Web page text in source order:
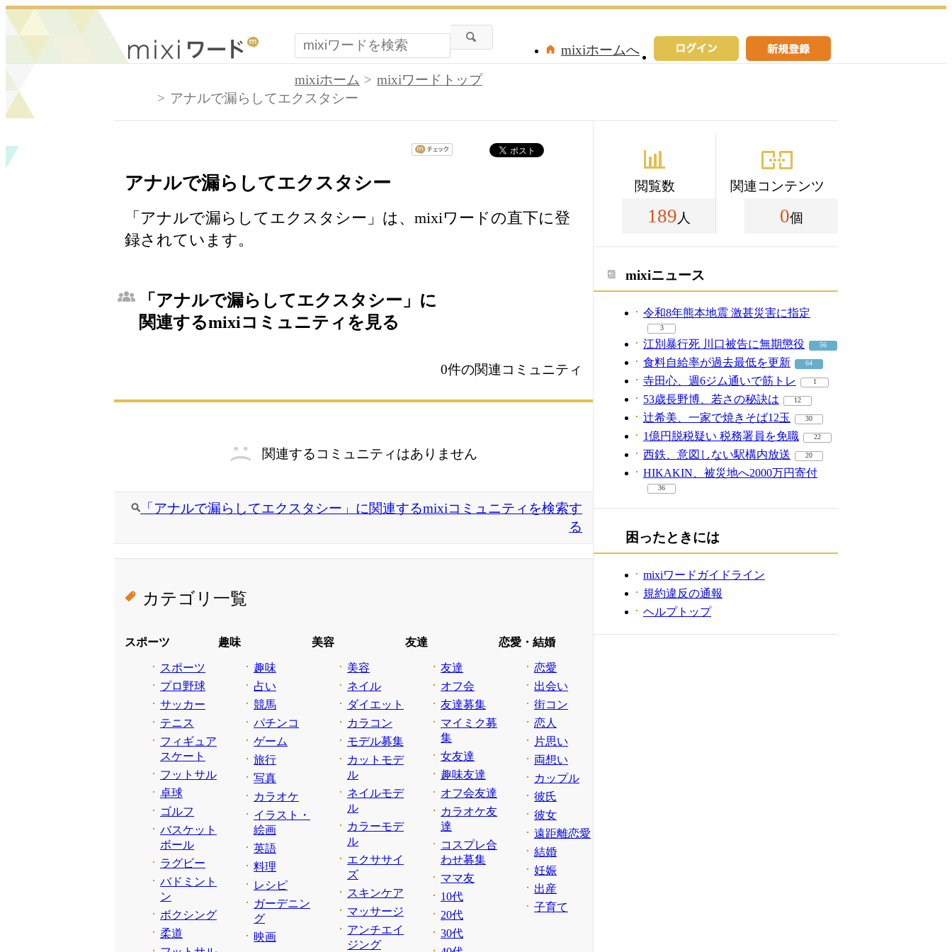
mixiホームへ
mixiホーム
mixiワードトップ
アナルで漏らしてエクスタシー
アナルで漏らしてエクスタシー
「アナルで漏らしてエクスタシー」は、mixiワードの直下に登
録されています。
「アナルで漏らしてエクスタシー」に
関連するmixiコミュニティを見る
0件の関連コミュニティ
関連するコミュニティはありません
「アナルで漏らしてエクスタシー」に関連するmixiコミュニティを検索す
る
カテゴリ一覧
スポーツ
スポーツ
プロ野球
サッカー
テニス
フィギュア
スケート
フットサル
卓球
ゴルフ
バスケット
ボール
ラグビー
バドミント
ン
ボクシング
柔道
趣味
趣味
占い
競馬
パチンコ
ゲーム
旅行
写真
カラオケ
イラスト・
絵画
英語
料理
レシピ
ガーデニン
グ
映画
美容
美容
ネイル
ダイエット
カラコン
モデル募集
カットモデ
ル
ネイルモデ
ル
カラーモデ
ル
エクササイ
ズ
スキンケア
マッサージ
アンチエイ
ジング
友達
友達
オフ会
友達募集
マイミク募
集
女友達
趣味友達
オフ会友達
カラオケ友
達
コスプレ合
わせ募集
ママ友
10代
20代
30代
恋愛・結婚
恋愛
出会い
街コン
恋人
片思い
両想い
カップル
彼氏
彼女
遠距離恋愛
結婚
妊娠
出産
子育て
閲覧数
189 人
関連コンテンツ
0個
mixiニュース
令和8年熊本地震 激甚災害に指定
3
江別暴行死 川口被告に無期懲役 56
食料自給率が過去最低を更新 64
寺田心、週6ジム通いで筋トレ 1
53歳長野博、若さの秘訣は 12
辻希美、一家で焼きそば12玉 30
1億円脱税疑い 税務署員を免職 22
西鉄、意図しない駅構内放送 20
HIKAKIN、被災地へ2000万円寄付
36
困ったときには
mixiワードガイドライン
規約違反の通報
ヘルプトップ